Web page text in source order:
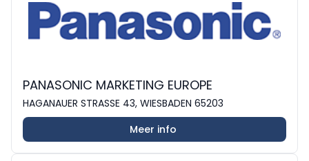
PANASONIC MARKETING EUROPE
HAGANAUER STRASSE 43, WIESBADEN 65203
Meer info